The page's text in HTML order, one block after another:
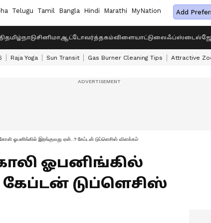
Telugu Tamil Bangla Hindi Marathi MyNation Add
தமிழ்நாடுசினிமாஆட்டோவர்த்தகம்விளையாட்டுலைஃப்ஸ்டைல்
Raja Yoga Sun Transit Gas Burner Cleaning Tips Attractive
கோலி ஓபனிங்கில் இறங்குவது ஏன்..? கேப்டன் டுப்ளெசிஸ் விளக்கம்
கோலி ஓபனிங்கில்
டுப்ளெசிஸ்